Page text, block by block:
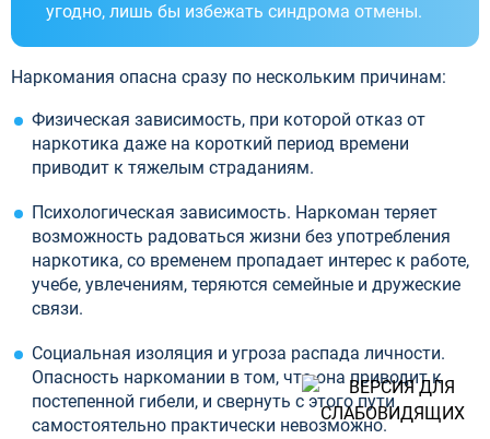
угодно, лишь бы избежать синдрома отмены.
Наркомания опасна сразу по нескольким причинам:
Физическая зависимость, при которой отказ от
наркотика даже на короткий период времени
приводит к тяжелым страданиям.
Психологическая зависимость. Наркоман теряет
возможность радоваться жизни без употребления
наркотика, со временем пропадает интерес к работе,
учебе, увлечениям, теряются семейные и дружеские
связи.
Социальная изоляция и угроза распада личности.
Опасность наркомании в том, что она приводит к
постепенной гибели, и свернуть с этого пути
самостоятельно практически невозможно.